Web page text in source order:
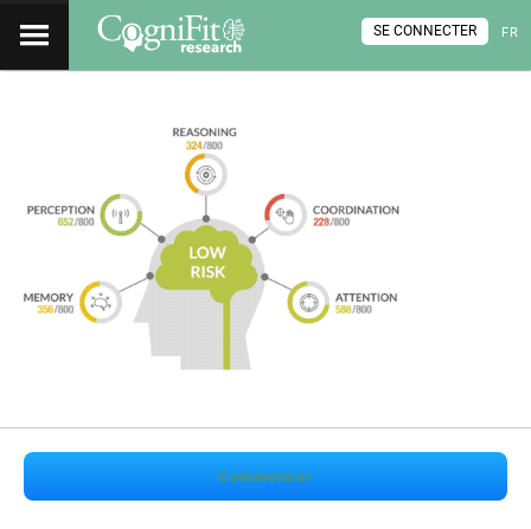
FR
SE CONNECTER
Commencer